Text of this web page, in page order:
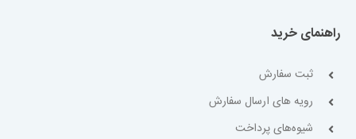
راهنمای خرید
ثبت سفارش
رویه های ارسال سفارش
شیوه‌های پرداخت